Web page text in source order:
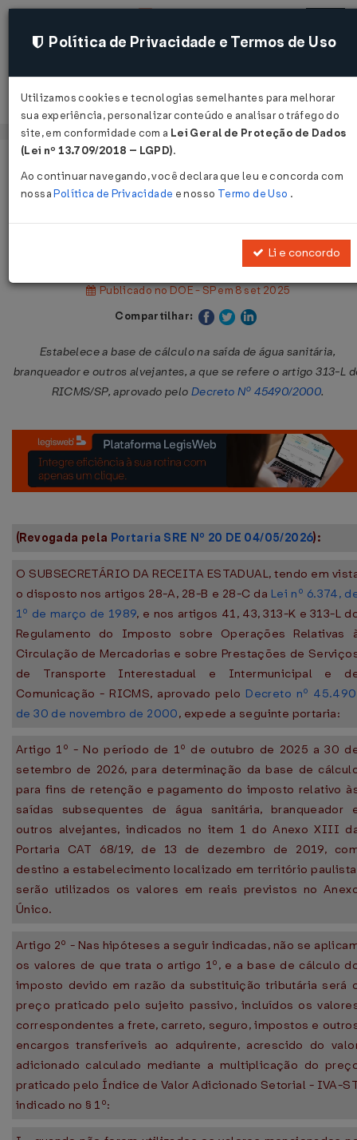
Acessar
Portaria SRE Nº 57 DE 08/09/2025
Publicado no DOE - SP em 8 set 2025
Compartilhar:
Estabelece a base de cálculo na saída de água sanitária,
branqueador e outros alvejantes, a que se refere o artigo 313-L
RICMS/SP, aprovado pelo Decreto Nº 45490/2000.
(Revogada pela Portaria SRE Nº 20 DE 04/05/2026):
O SUBSECRETÁRIO DA RECEITA ESTADUAL, tendo em
o disposto nos artigos 28-A, 28-B e 28-C da Lei nº 6.374,
1º de março de 1989, e nos artigos 41, 43, 313-K e 313-L
Regulamento do Imposto sobre Operações Relativas
Circulação de Mercadorias e sobre Prestações de
de Transporte Interestadual e Intermunicipal e
Comunicação - RICMS, aprovado pelo Decreto nº
de 30 de novembro de 2000, expede a seguinte portaria:
Artigo 1º - No período de 1º de outubro de 2025 a 30
setembro de 2026, para determinação da base de
para fins de retenção e pagamento do imposto relativo
saídas subsequentes de água sanitária, branqueador
outros alvejantes, indicados no item 1 do Anexo XIII
Portaria CAT 68/19, de 13 de dezembro de 2019,
destino a estabelecimento localizado em território
serão utilizados os valores em reais previstos no
Único.
Artigo 2º - Nas hipóteses a seguir indicadas, não se
os valores de que trata o artigo 1º, e a base de cálculo
imposto devido em razão da substituição tributária será
preço praticado pelo sujeito passivo, incluídos os
correspondentes a frete, carreto, seguro, impostos e
encargos transferíveis ao adquirente, acrescido do
adicionado calculado mediante a multiplicação do
praticado pelo Índice de Valor Adicionado Setorial - IVA-
indicado no § 1º:
Política de Privacidade e Termos de Uso
Utilizamos cookies e tecnologias semelhantes para melhorar
sua experiência, personalizar conteúdo e analisar o tráfego do
site, em conformidade com a Lei Geral de Proteção de Dados
(Lei nº 13.709/2018 – LGPD).
Ao continuar navegando, você declara que leu e concorda com
nossaPolítica de Privacidade e nosso Termo de Uso .
Li e concordo